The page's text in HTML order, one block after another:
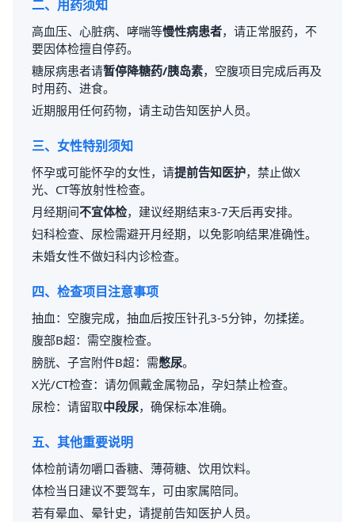
二、用药须知
高血压、心脏病、哮喘等慢性病患者，请正常服药，不
要因体检擅自停药。
糖尿病患者请暂停降糖药/胰岛素，空腹项目完成后再及
时用药、进食。
近期服用任何药物，请主动告知医护人员。
三、女性特别须知
怀孕或可能怀孕的女性，请提前告知医护，禁止做X
光、CT等放射性检查。
月经期间不宜体检，建议经期结束3-7天后再安排。
妇科检查、尿检需避开月经期，以免影响结果准确性。
未婚女性不做妇科内诊检查。
四、检查项目注意事项
抽血：空腹完成，抽血后按压针孔3-5分钟，勿揉搓。
腹部B超：需空腹检查。
膀胱、子宫附件B超：需憋尿。
X光/CT检查：请勿佩戴金属物品，孕妇禁止检查。
尿检：请留取中段尿，确保标本准确。
五、其他重要说明
体检前请勿嚼口香糖、薄荷糖、饮用饮料。
体检当日建议不要驾车，可由家属陪同。
若有晕血、晕针史，请提前告知医护人员。